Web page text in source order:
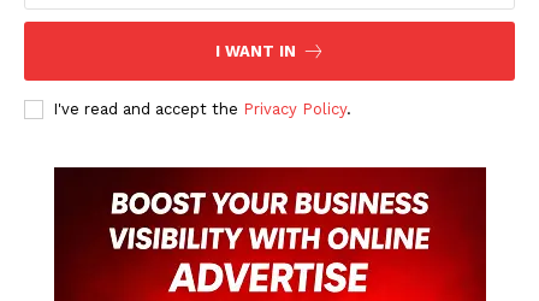
I WANT IN
I've read and accept the Privacy Policy.